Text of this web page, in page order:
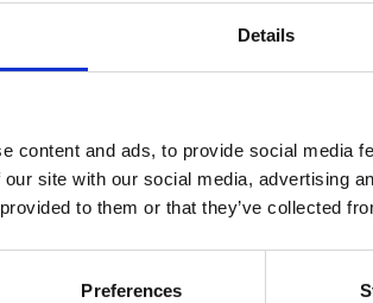
Details
content and ads, to provide social media
site with our social media, advertising
to them or that they’ve collected
Preferences
ANDRA KÖPTE ÄVEN